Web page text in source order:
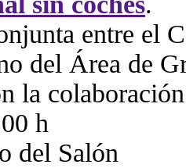
entre el
del Área de
la
h
del Salón